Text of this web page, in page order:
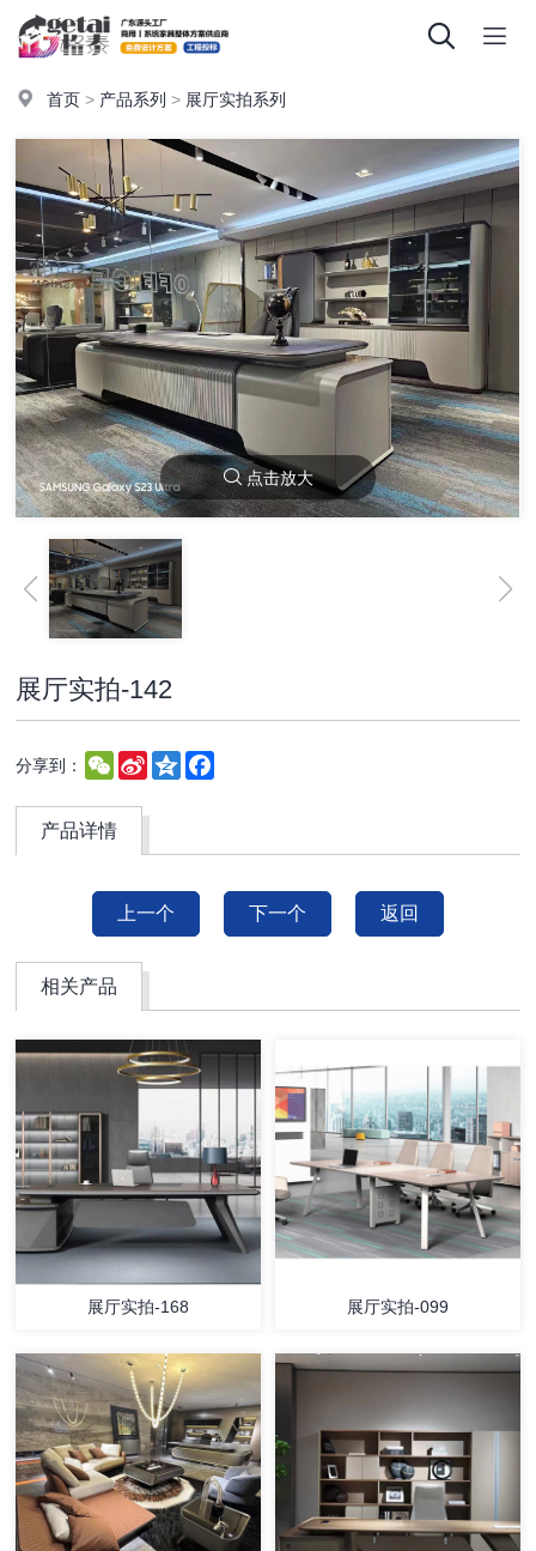
首页 > 产品系列 > 展厅实拍系列
点击放大
展厅实拍-142
分享到： WeChat
Sina
Weibo
Qzone
产品详情
上一个 下一个 返回
相关产品
展厅实拍-168 展厅实拍-099